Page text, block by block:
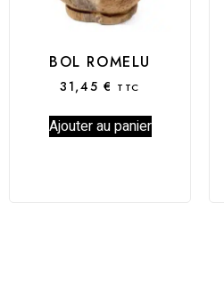
BOL ROMELU
31,45 € TTC
Ajouter au panier